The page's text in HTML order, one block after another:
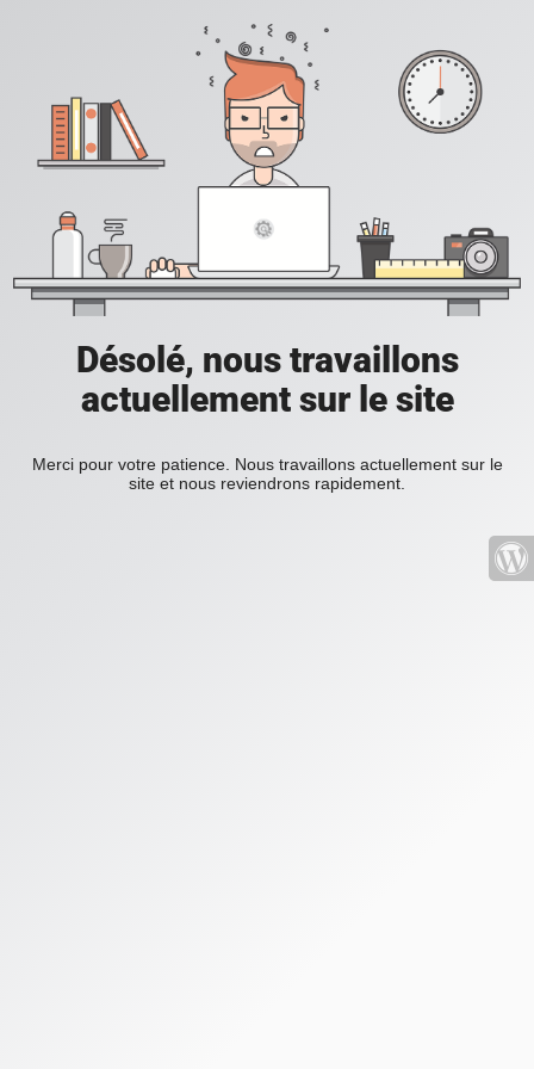
Désolé, nous travaillons
actuellement sur le site
Merci pour votre patience. Nous travaillons actuellement sur le
site et nous reviendrons rapidement.